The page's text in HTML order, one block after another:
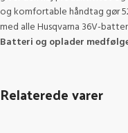
og komfortable håndtag gør
med alle Husqvarna 36V-
Batteri og oplader
Relaterede varer